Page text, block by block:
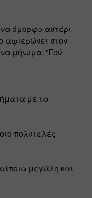
όμορφο αστέρι
αφιερώνει στον
μήνυμα: "Πού
με τα
πολυτελές
μεγάλη και